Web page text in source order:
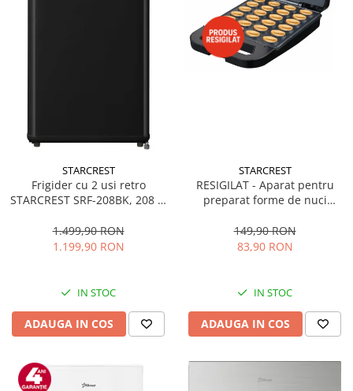
STARCREST
Frigider cu 2 usi retro
STARCREST SRF-208BK, 208 L,
Iluminare LED, Termostat
Reglabil, H 147 cm, Negru
1.499,90 RON
1.199,90 RON
IN STOC
ADAUGA IN COS
STARCREST
RESIGILAT - Aparat pentru
preparat forme de nuci
forme, 1400W, Indicator
luminos, Placi antiaderente,
149,90 RON
83,90 RON
IN STOC
ADAUGA IN COS